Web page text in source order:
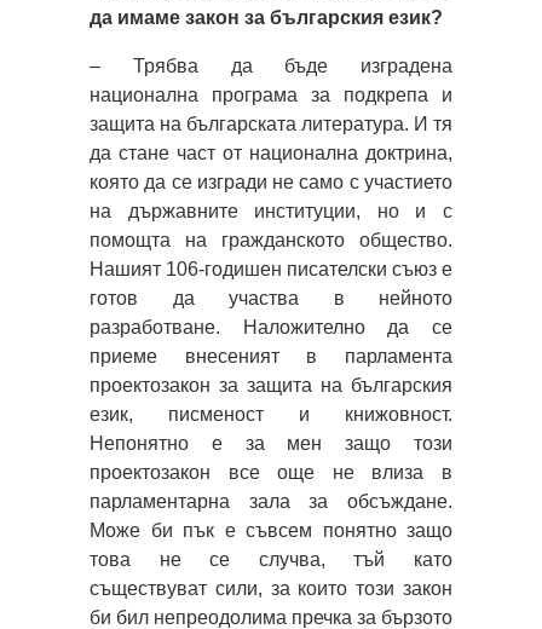
да имаме закон за българския език?
– Трябва да бъде изградена
национална програма за подкрепа и
защита на българската литература. И тя
да стане част от национална доктрина,
която да се изгради не само с участието
на държавните институции, но и с
помощта на гражданското общество.
Нашият 106-годишен писателски съюз е
готов да участва в нейното
разработване. Наложително да се
приеме внесеният в парламента
проектозакон за защита на българския
език, писменост и книжовност.
Непонятно е за мен защо този
проектозакон все още не влиза в
парламентарна зала за обсъждане.
Може би пък е съвсем понятно защо
това не се случва, тъй като
съществуват сили, за които този закон
би бил непреодолима пречка за бързото